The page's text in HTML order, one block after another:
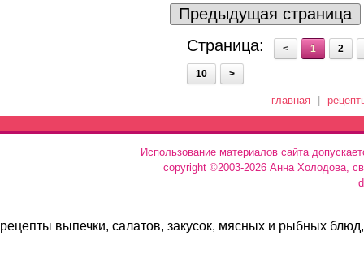
Предыдущая страница
Страница:
< 1 2
10 >
главная
Использование материалов сайта
copyright ©2003-2026 Анна Холодова,
рецепты выпечки, салатов, закусок, мясных и рыбных